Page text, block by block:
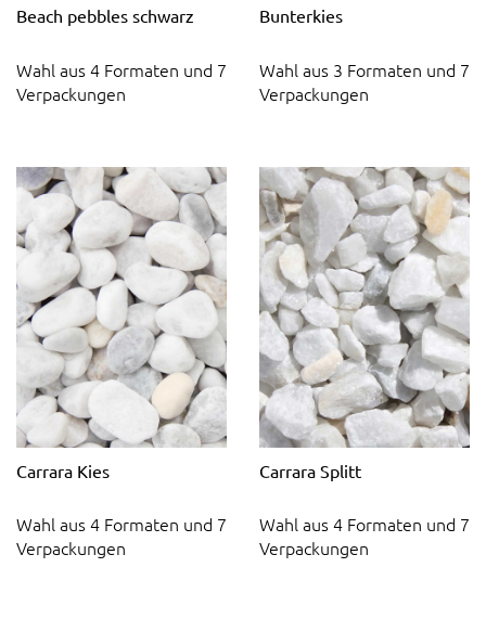
Beach pebbles schwarz
Wahl aus 4 Formaten und 7
Verpackungen
Bunterkies
Wahl aus 3 Formaten und 7
Verpackungen
Carrara Kies
Wahl aus 4 Formaten und 7
Verpackungen
Carrara Splitt
Wahl aus 4 Formaten und 7
Verpackungen